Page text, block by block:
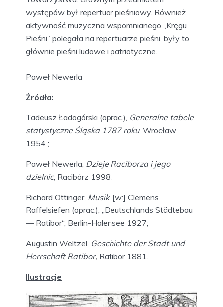
występów był repertuar pieśniowy. Również
aktywność muzyczna wspomnianego „Kręgu
Pieśni” polegała na repertuarze pieśni, były to
głównie pieśni ludowe i patriotyczne.
Paweł Newerla
Źródła:
Tadeusz Ładogórski (oprac.), Generalne tabele
statystyczne Śląska 1787 roku, Wrocław
1954 ;
Paweł Newerla, Dzieje Raciborza i jego
dzielnic, Racibórz 1998;
Richard Ottinger, Musik, [w:] Clemens
Raffelsiefen (oprac.), „Deutschlands Städtebau
— Ratibor“, Berlin-Halensee 1927;
Augustin Weltzel, Geschichte der Stadt und
Herrschaft Ratibor, Ratibor 1881.
Ilustracje